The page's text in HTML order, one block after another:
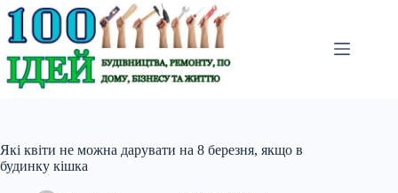
Перейти
до
вмісту
Які квіти не можна дарувати на 8 березня, якщо в
будинку кішка